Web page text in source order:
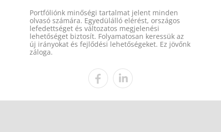
Portfóliónk minőségi tartalmat jelent minden
olvasó számára. Egyedülálló elérést, országos
lefedettséget és változatos megjelenési
lehetőséget biztosít. Folyamatosan keressük az
új irányokat és fejlődési lehetőségeket. Ez jövőnk
záloga.